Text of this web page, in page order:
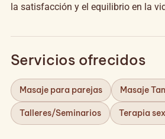
la satisfacción y el equilibrio en la
Servicios ofrecidos
Masaje para parejas Masaje
Talleres/Seminarios Terapia